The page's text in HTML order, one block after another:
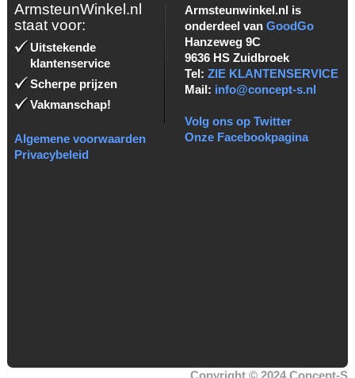
ArmsteunWinkel.nl
staat voor:
Uitstekende
klantenservice
Scherpe prijzen
Vakmanschap!
Algemene voorwaarden
Privacybeleid
Armsteunwinkel.nl is
onderdeel van GoodGo
Hanzeweg 9C
9636 HS Zuidbroek
Tel: ZIE KLANTENSERVICE
Mail: info@concept-s.nl
Volg ons op Twitter
Onze Facebookpagina